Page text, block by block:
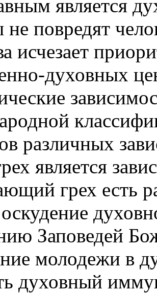
является
повредят
исчезает
духовных
различных
является
грех есть
Заповедей
молодежи в
духовный